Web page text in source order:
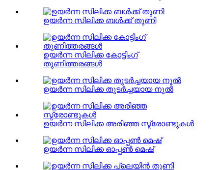
ഉയർന്ന സിലിക്ക ബൾക്ക് തുണി
ഉയർന്ന സിലിക്ക കോട്ടിംഗ്
തുണിത്തരങ്ങൾ
ഉയർന്ന സിലിക്ക തുടർച്ചയായ നൂൽ
ഉയർന്ന സിലിക്ക അരിഞ്ഞ സ്ട്രോണ്ടുകൾ
ഉയർന്ന സിലിക്ക ഓപ്പൺ മെഷ്